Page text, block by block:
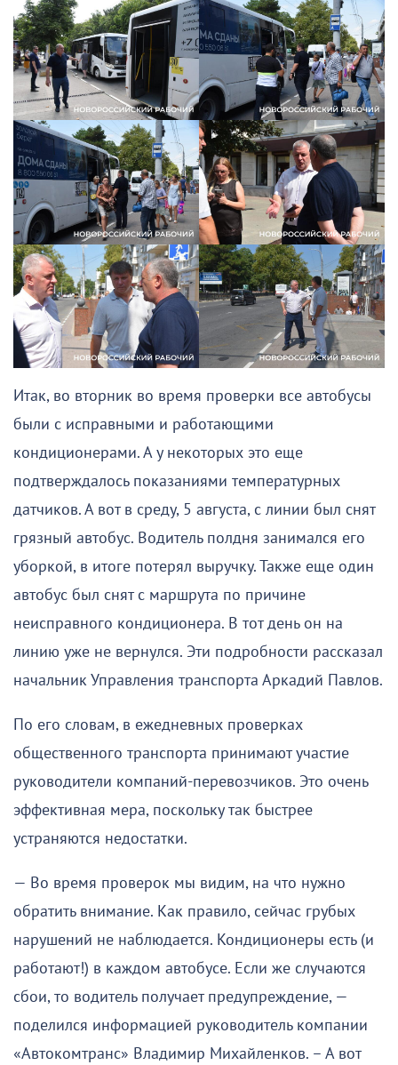
Итак, во вторник во время проверки все автобусы
были с исправными и работающими
кондиционерами. А у некоторых это еще
подтверждалось показаниями температурных
датчиков. А вот в среду, 5 августа, с линии был снят
грязный автобус. Водитель полдня занимался его
уборкой, в итоге потерял выручку. Также еще один
автобус был снят с маршрута по причине
неисправного кондиционера. В тот день он на
линию уже не вернулся. Эти подробности рассказал
начальник Управления транспорта Аркадий Павлов.
По его словам, в ежедневных проверках
общественного транспорта принимают участие
руководители компаний-перевозчиков. Это очень
эффективная мера, поскольку так быстрее
устраняются недостатки.
— Во время проверок мы видим, на что нужно
обратить внимание. Как правило, сейчас грубых
нарушений не наблюдается. Кондиционеры есть (и
работают!) в каждом автобусе. Если же случаются
сбои, то водитель получает предупреждение, —
поделился информацией руководитель компании
«Автокомтранс» Владимир Михайленков. – А вот